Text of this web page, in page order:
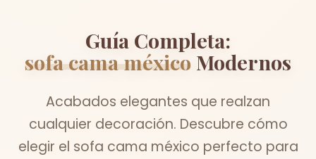
Guía Completa:
sofa cama méxico Modernos
Acabados elegantes que realzan
cualquier decoración. Descubre cómo
elegir el sofa cama méxico perfecto para